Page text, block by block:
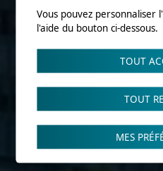
Vous pouvez personnaliser
l'aide du bouton ci-dessous.
TOUT
TOUT
MES